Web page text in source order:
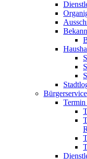
Bürgerservice
Termin